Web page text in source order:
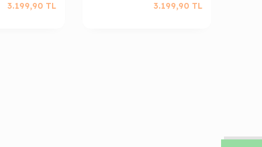
3.199,90 TL 3.199,90 TL